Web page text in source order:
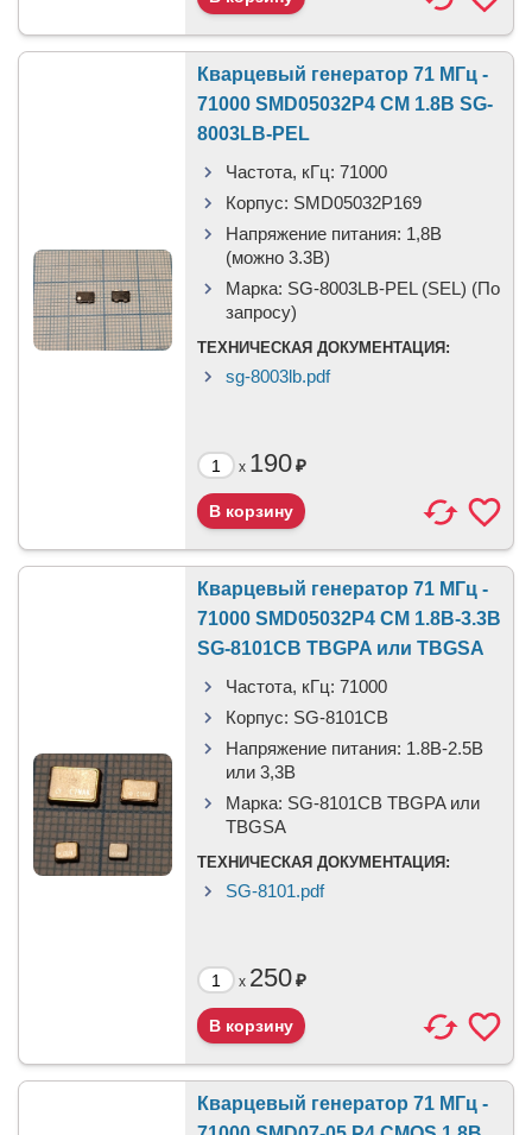
Кварцевый генератор 71 МГц -
71000 SMD05032P4 CM 1.8В SG-
8003LB-PEL
Частота, кГц: 71000
Корпус: SMD05032P169
Напряжение питания: 1,8В
(можно 3.3В)
Марка: SG-8003LB-PEL (SEL) (По
запросу)
ТЕХНИЧЕСКАЯ ДОКУМЕНТАЦИЯ:
sg-8003lb.pdf
x 190₽
Кварцевый генератор 71 МГц -
71000 SMD05032P4 CM 1.8В-3.3В
SG-8101CB TBGPA или TBGSA
Частота, кГц: 71000
Корпус: SG-8101CB
Напряжение питания: 1.8В-2.5B
или 3,3B
Марка: SG-8101CB TBGPA или
TBGSA
ТЕХНИЧЕСКАЯ ДОКУМЕНТАЦИЯ:
SG-8101.pdf
x 250₽
Кварцевый генератор 71 МГц -